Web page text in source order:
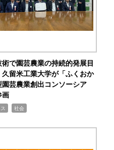
術で園芸農業の持続的発展目
留米工業大学が「ふくおか
園芸農業創出コンソーシア
画
社会